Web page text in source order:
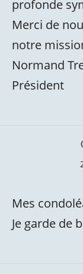
profonde
Merci de
notre
Normand
Président
Mes
Je garde de